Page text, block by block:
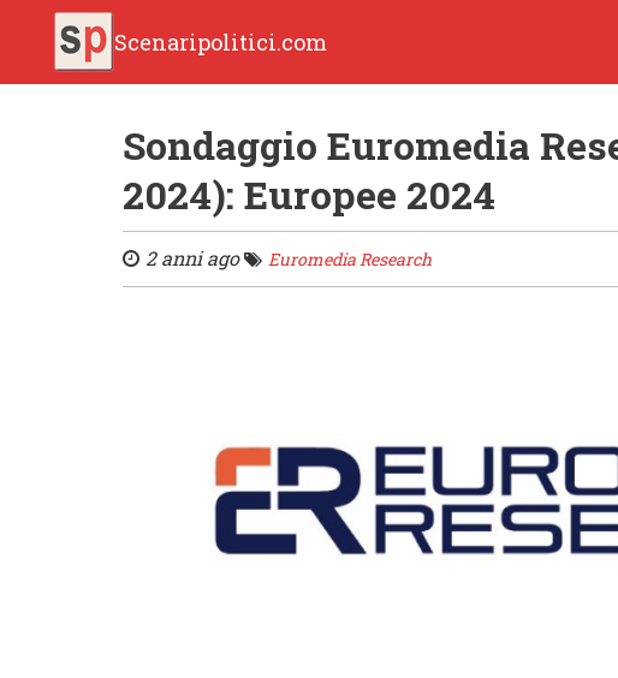
Scenaripolitici.com
Sondaggio Euromedia
2024): Europee 2024
2 anni ago Euromedia Research